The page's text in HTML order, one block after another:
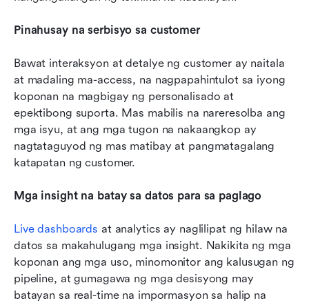
Pinahusay na serbisyo sa customer
Bawat interaksyon at detalye ng customer ay naitala
at madaling ma-access, na nagpapahintulot sa iyong
koponan na magbigay ng personalisado at
epektibong suporta. Mas mabilis na nareresolba ang
mga isyu, at ang mga tugon na nakaangkop ay
nagtataguyod ng mas matibay at pangmatagalang
katapatan ng customer.
Mga insight na batay sa datos para sa paglago
Live dashboards at analytics ay naglilipat ng hilaw na
datos sa makahulugang mga insight. Nakikita ng mga
koponan ang mga uso, minomonitor ang kalusugan ng
pipeline, at gumagawa ng mga desisyong may
batayan sa real-time na impormasyon sa halip na